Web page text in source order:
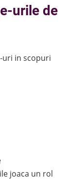
urile de
uri in scopuri
joaca un rol